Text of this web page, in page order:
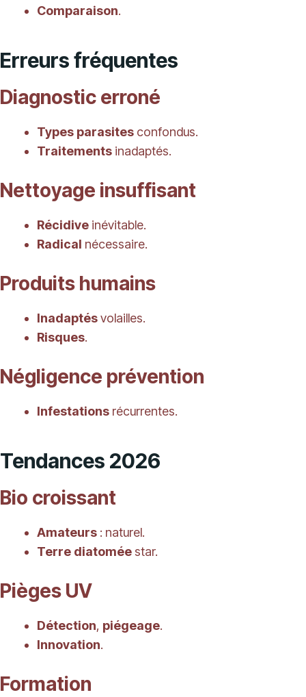
Comparaison.
Erreurs fréquentes
Diagnostic erroné
Types parasites confondus.
Traitements inadaptés.
Nettoyage insuffisant
Récidive inévitable.
Radical nécessaire.
Produits humains
Inadaptésvolailles.
Risques.
Négligence prévention
Infestations récurrentes.
Tendances 2026
Bio croissant
Amateurs : naturel.
Terre diatomée star.
Pièges UV
Détection, piégeage.
Innovation.
Formation